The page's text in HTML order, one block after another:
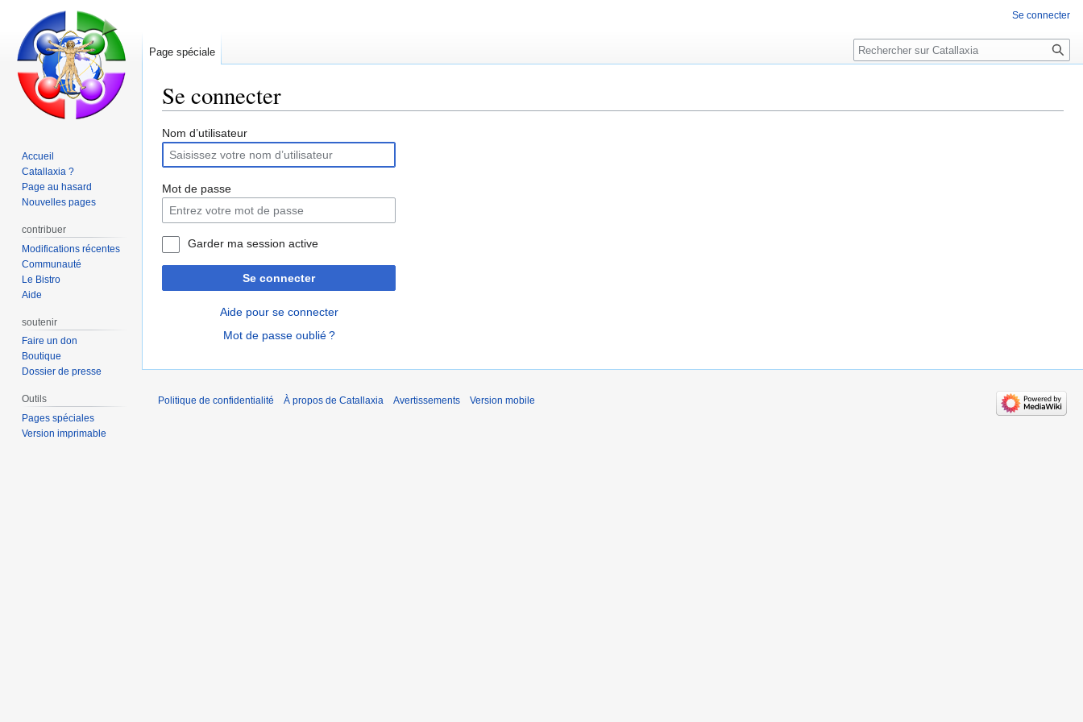
Se connecter
Aller
la
navigation
Aller
la
recherche
Nom d’utilisateur
Mot de passe
Garder ma session active
Se connecter
Aide pour se connecter
Mot de passe oublié ?
Se connecter
Page spéciale Rechercher
Accueil
Catallaxia ?
Page au hasard
Nouvelles pages
contribuer
Modifications récentes
Communauté
Le Bistro
Aide
soutenir
Faire un don
Boutique
Dossier de presse
Outils
Pages spéciales
Version imprimable
Politique de confidentialité À propos de Catallaxia Avertissements Version mobile